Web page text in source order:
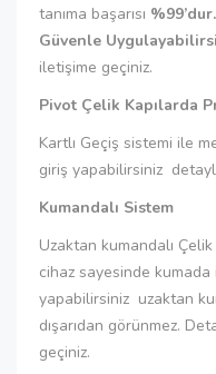
tanıma başarısı
Güvenle
iletişime geçiniz.
Pivot Çelik Kapılarda
Kartlı Geçiş sistemi ile
giriş yapabilirsiniz
Kumandalı Sistem
Uzaktan kumandalı Çelik
cihaz sayesinde kumada
yapabilirsiniz uzaktan
dışarıdan görünmez.
geçiniz.